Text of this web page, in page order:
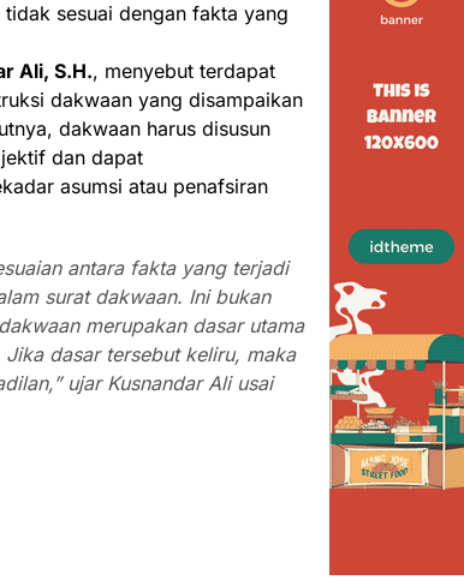
sesuai dengan fakta yang
Ali, S.H., menyebut terdapat
dakwaan yang disampaikan
dakwaan harus disusun
dan dapat
asumsi atau penafsiran
antara fakta yang terjadi
surat dakwaan. Ini bukan
merupakan dasar utama
dasar tersebut keliru, maka
ujar Kusnandar Ali usai